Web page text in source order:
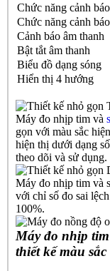
Chức năng cảnh
Chức năng cảnh
Cảnh báo âm thanh
Bật tắt âm thanh
Biểu đồ dạng sóng
Hiển thị 4 hướng
Máy đo nhịp tim và
gọn với màu sắc
hiện thị dưới dạng
theo dõi và sử dụng.
Máy đo nhịp tim và
với chỉ số đo sai
100%.
Máy đo nhịp
thiết kế màu